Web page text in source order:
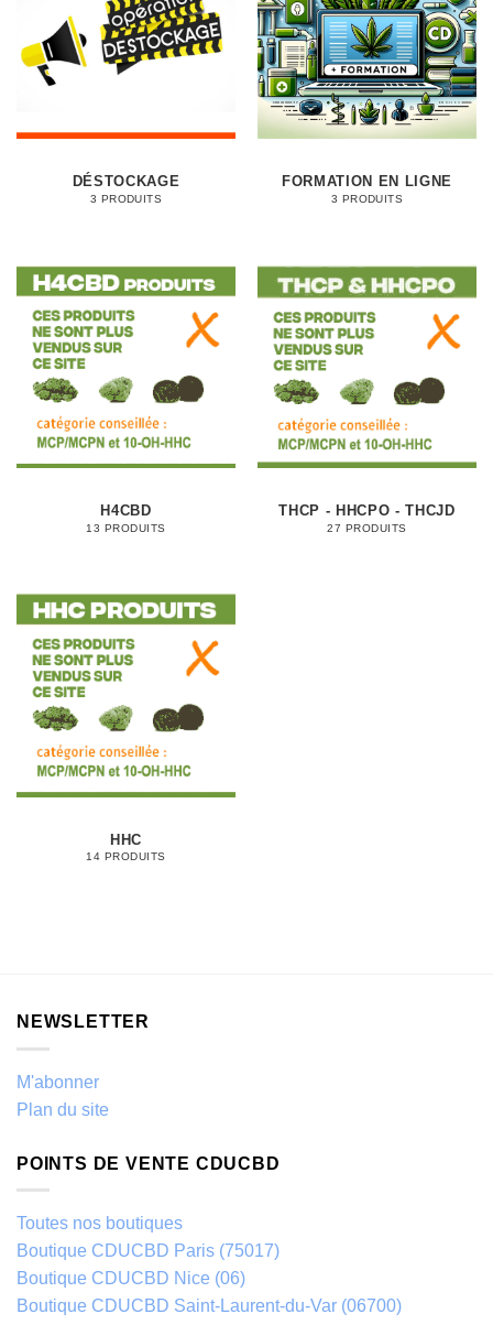
DÉSTOCKAGE
3 PRODUITS
FORMATION EN LIGNE
3 PRODUITS
H4CBD
13 PRODUITS
THCP - HHCPO - THCJD
27 PRODUITS
HHC
14 PRODUITS
NEWSLETTER
M'abonner
Plan du site
POINTS DE VENTE CDUCBD
Toutes nos boutiques
Boutique CDUCBD Paris (75017)
Boutique CDUCBD Nice (06)
Boutique CDUCBD Saint-Laurent-du-Var (06700)